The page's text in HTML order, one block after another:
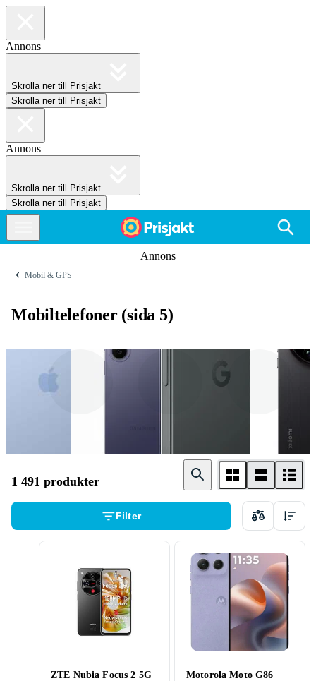
Annons
Skrolla ner till Prisjakt
Skrolla ner till Prisjakt
Annons
Skrolla ner till Prisjakt
Skrolla ner till Prisjakt
Annons
Mobil & GPS
Mobiltelefoner (sida 5)
1 491 produkter
Filter
ZTE Nubia Focus 2 5G
Motorola Moto G86